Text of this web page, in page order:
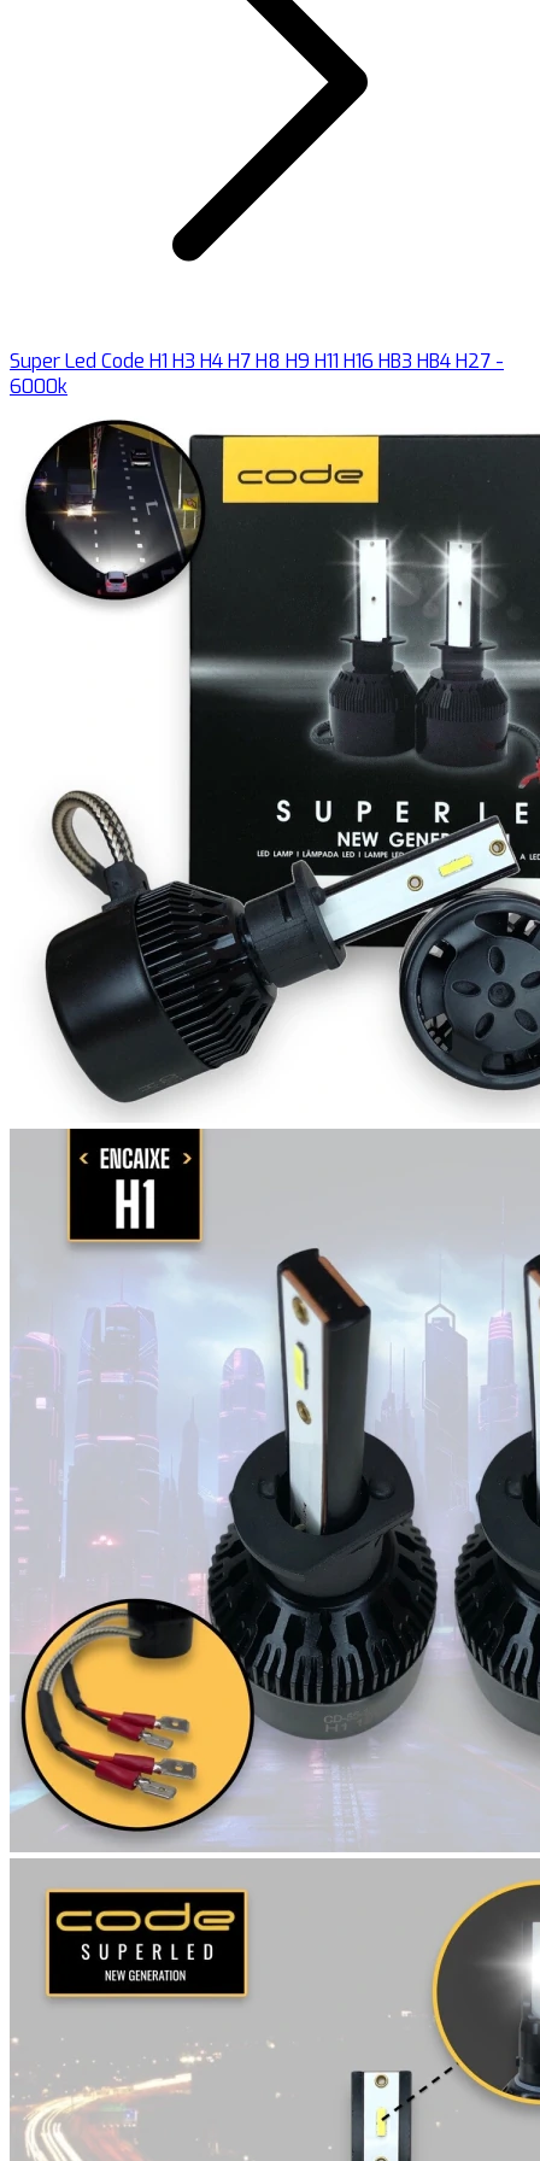
Super Led Code H1 H3 H4 H7 H8 H9 H11 H16 HB3 HB4 H27 -
6000k